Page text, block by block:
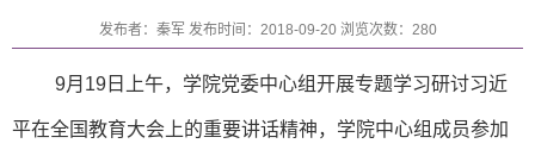
发布者： 秦军 发布时间： 2018-09-20浏览次数： 280
9月 19 日上午，学院党委中心组开展专题学习研讨习近
平在全国教育大会上的重要讲话精神，学院中心组成员参加